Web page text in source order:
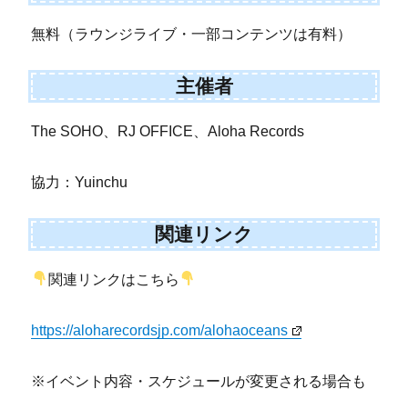
無料（ラウンジライブ・一部コンテンツは有料）
主催者
The SOHO、RJ OFFICE、Aloha Records
協力：Yuinchu
関連リンク
関連リンクはこちら
https://aloharecordsjp.com/alohaoceans
※イベント内容・スケジュールが変更される場合も